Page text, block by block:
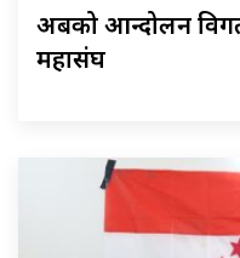
अबको आन्दोलन
महासंघ